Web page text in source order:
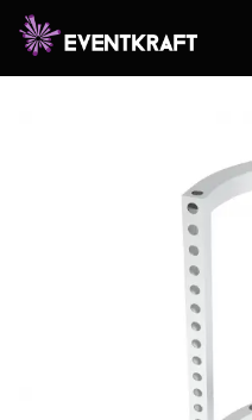
Hem
moduler/ beMatrix